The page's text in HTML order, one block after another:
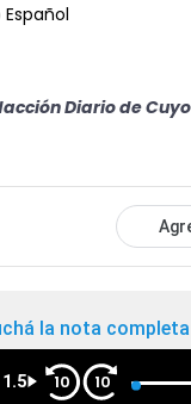
Diario de Cuyo
la nota completa
1.5 10 10